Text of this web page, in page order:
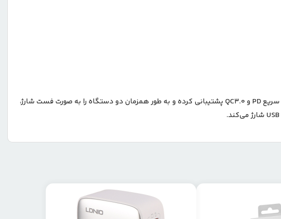
شارژر فندکی الدینیو مدل C۱۰۷ با خودروهایی که ولتاژ ورودی ۱۲ تا ۲۴ ولت دارند سازگار است. این شارژر از فناوری شارژ سریع PD و QC۳.۰ پشتیبانی کرده و به طور همزمان دو دستگاه را به صورت فست شارژ،